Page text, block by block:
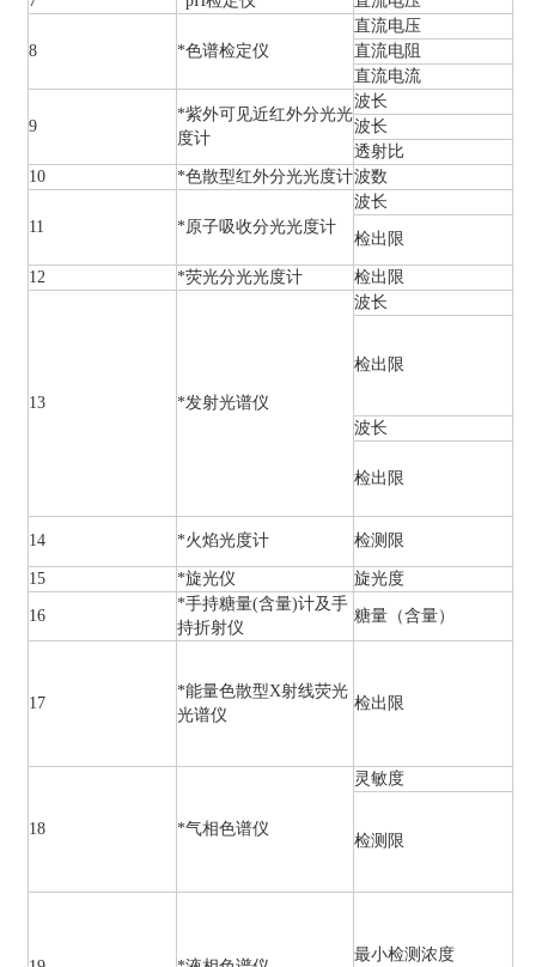
8 *色谱检定仪
直流电压
直流电阻
直流电流
9
*紫外可见近红外分光光
度计
波长
波长
透射比
10
*色散型红外分光光度计波数
11 *原子吸收分光光度计
波长
检出限
12 *荧光分光光度计 检出限
13 *发射光谱仪
波长
检出限
波长
检出限
14 *火焰光度计 检测限
15 *旋光仪 旋光度
16
*手持糖量(含量)计及手
持折射仪
糖量（含量）
17
*能量色散型X射线荧光
光谱仪
检出限
18 *气相色谱仪
灵敏度
检测限
最小检测浓度